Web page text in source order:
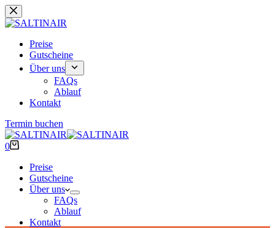
Zum
Inhalt
Preise
Gutscheine
Über uns
FAQs
Ablauf
Kontakt
Termin buchen
Warenkorb
0
Preise
Gutscheine
Über uns
FAQs
Ablauf
Kontakt